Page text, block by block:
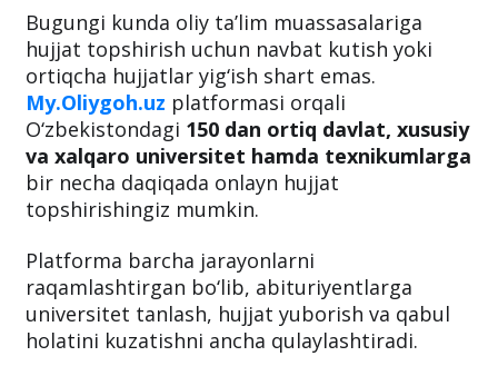
Bugungi kunda oliy ta’lim muassasalariga
hujjat topshirish uchun navbat kutish yoki
ortiqcha hujjatlar yig‘ish shart emas.
My.Oliygoh.uz platformasi orqali
O‘zbekistondagi 150 dan ortiq davlat, xususiy
va xalqaro universitet hamda texnikumlarga
bir necha daqiqada onlayn hujjat
topshirishingiz mumkin.
Platforma barcha jarayonlarni
raqamlashtirgan bo‘lib, abituriyentlarga
universitet tanlash, hujjat yuborish va qabul
holatini kuzatishni ancha qulaylashtiradi.